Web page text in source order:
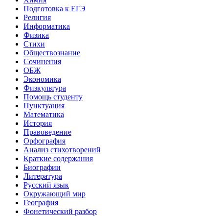
Подготовка к ЕГЭ
Религия
Информатика
Физика
Стихи
Обществознание
Сочинения
ОБЖ
Экономика
Физкультура
Помощь студенту
Пунктуация
Математика
История
Правоведение
Орфография
Анализ стихотворений
Краткие содержания
Биографии
Литература
Русский язык
Окружающий мир
География
Фонетический разбор